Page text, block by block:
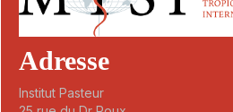
Adresse
Institut Pasteur